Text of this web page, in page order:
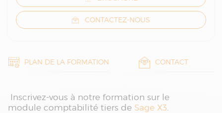
CONTACTEZ-NOUS
PLAN DE LA FORMATION CONTACT
Inscrivez-vous à notre formation sur le
module comptabilité tiers de Sage X3.